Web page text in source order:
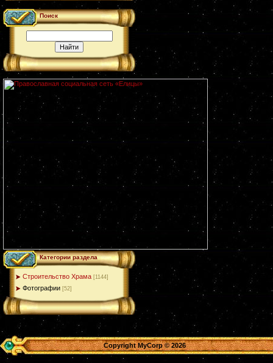
Поиск
Категории раздела
Строительство Храма [1144]
Фотографии [52]
Copyright MyCorp © 2026